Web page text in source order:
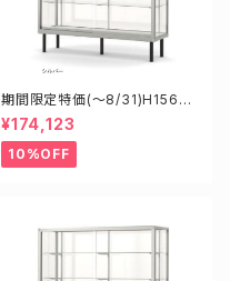
期間限定特価(～8/31)H15608
S W1500D600H1800mm 新
型業務用ガラスケース ショーケ
ース
¥174,123
10%OFF